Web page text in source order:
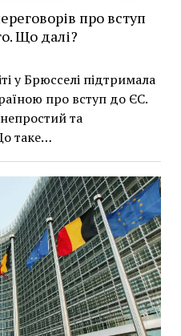
про вступ
Що далі?
у Брюсселі підтримала
про вступ до ЄС.
та
таке…